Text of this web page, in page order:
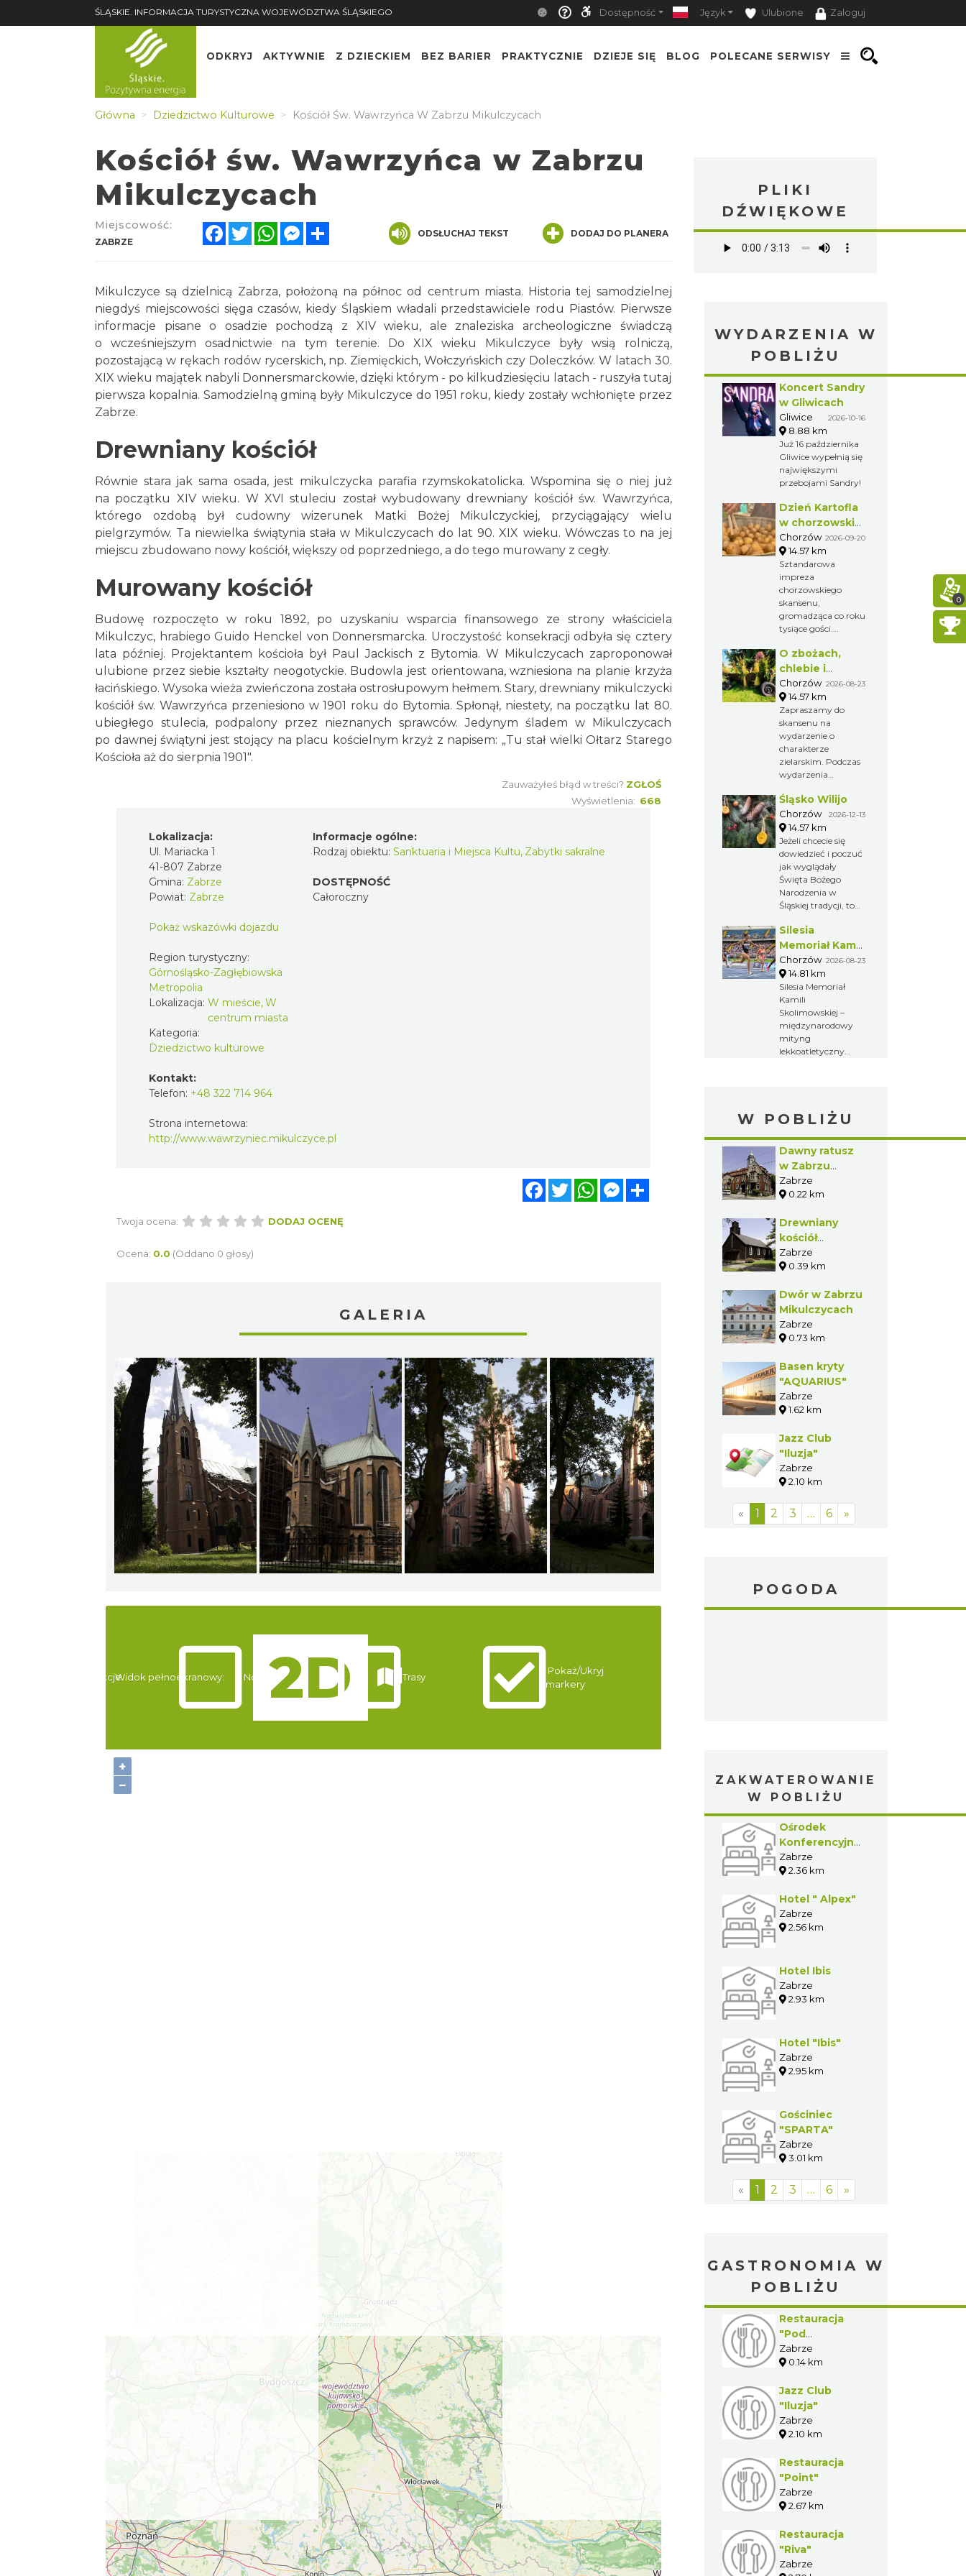
ŚLĄSKIE. INFORMACJA TURYSTYCZNA WOJEWÓDZTWA ŚLĄSKIEGO Dostępność Język Ulubione Zaloguj
ODKRYJ AKTYWNIE Z DZIECKIEM BEZ BARIER PRAKTYCZNIE DZIEJE SIĘ BLOG POLECANE SERWISY
Główna Dziedzictwo Kulturowe Kościół Św. Wawrzyńca W Zabrzu Mikulczycach
Kościół św. Wawrzyńca w Zabrzu
Mikulczycach
Miejscowość:
ZABRZE
FacebookTwitterWhatsAppMessenger ODSŁUCHAJ TEKST DODAJ DO PLANERA
Mikulczyce są dzielnicą Zabrza, położoną na północ od centrum miasta. Historia tej samodzielnej
niegdyś miejscowości sięga czasów, kiedy Śląskiem władali przedstawiciele rodu Piastów. Pierwsze
informacje pisane o osadzie pochodzą z XIV wieku, ale znaleziska archeologiczne świadczą
o wcześniejszym osadnictwie na tym terenie. Do XIX wieku Mikulczyce były wsią rolniczą,
pozostającą w rękach rodów rycerskich, np. Ziemięckich, Wołczyńskich czy Doleczków. W latach 30.
XIX wieku majątek nabyli Donnersmarckowie, dzięki którym - po kilkudziesięciu latach - ruszyła tutaj
pierwsza kopalnia. Samodzielną gminą były Mikulczyce do 1951 roku, kiedy zostały wchłonięte przez
Zabrze.
Drewniany kościół
Równie stara jak sama osada, jest mikulczycka parafia rzymskokatolicka. Wspomina się o niej już
na początku XIV wieku. W XVI stuleciu został wybudowany drewniany kościół św. Wawrzyńca,
którego ozdobą był cudowny wizerunek Matki Bożej Mikulczyckiej, przyciągający wielu
pielgrzymów. Ta niewielka świątynia stała w Mikulczycach do lat 90. XIX wieku. Wówczas to na jej
miejscu zbudowano nowy kościół, większy od poprzedniego, a do tego murowany z cegły.
Murowany kościół
Budowę rozpoczęto w roku 1892, po uzyskaniu wsparcia finansowego ze strony właściciela
Mikulczyc, hrabiego Guido Henckel von Donnersmarcka. Uroczystość konsekracji odbyła się cztery
lata później. Projektantem kościoła był Paul Jackisch z Bytomia. W Mikulczycach zaproponował
ulubione przez siebie kształty neogotyckie. Budowla jest orientowana, wzniesiona na planie krzyża
łacińskiego. Wysoka wieża zwieńczona została ostrosłupowym hełmem. Stary, drewniany mikulczycki
kościół św. Wawrzyńca przeniesiono w 1901 roku do Bytomia. Spłonął, niestety, na początku lat 80.
ubiegłego stulecia, podpalony przez nieznanych sprawców. Jedynym śladem w Mikulczycach
po dawnej świątyni jest stojący na placu kościelnym krzyż z napisem: „Tu stał wielki Ołtarz Starego
Kościoła aż do sierpnia 1901".
Zauważyłeś błąd w treści? ZGŁOŚ
Wyświetlenia: 668
Lokalizacja:
Ul. Mariacka 1
41-807 Zabrze
Gmina: Zabrze
Powiat: Zabrze
Pokaż wskazówki dojazdu
Region turystyczny:
Górnośląsko-Zagłębiowska
Metropolia
Lokalizacja: W mieście, W
centrum miasta
Kategoria:
Dziedzictwo kulturowe
Kontakt:
Telefon: +48 322 714 964
Strona internetowa:
http://www.wawrzyniec.mikulczyce.pl
Informacje ogólne:
Rodzaj obiektu: Sanktuaria i Miejsca Kultu, Zabytki sakralne
DOSTĘPNOŚĆ
Całoroczny
FacebookTwitterWhatsAppMessenger
Twoja ocena: DODAJ OCENĘ
Ocena: 0.0 (Oddano 0 głosy)
GALERIA
+
−
Widok pełnoekranowy:
Atrakcje Noclegi Trasy
Pokaż/Ukryj
markery
PLIKI
DŹWIĘKOWE
WYDARZENIA W
POBLIŻU
Koncert Sandry
w Gliwicach
Gliwice 2026-10-16
8.88 km
Już 16 października
Gliwice wypełnią się
największymi
przebojami Sandry!
Dzień Kartofla
w chorzowskim
skansenie
Chorzów 2026-09-20
14.57 km
Sztandarowa
impreza
chorzowskiego
skansenu,
gromadząca co roku
tysiące gości.
dawnych obrzędów
i zwyczajów na
Górnym Śląsku.
O zbożach,
chlebie i
ziołach
Chorzów 2026-08-23
14.57 km
Zapraszamy do
skansenu na
wydarzenie o
charakterze
zielarskim. Podczas
wydarzenia
pokazy prac
żniwnych i działania
młynów.
Śląsko Wilijo
Chorzów 2026-12-13
14.57 km
Jeżeli chcecie się
dowiedzieć i poczuć
jak wyglądały
Święta Bożego
Narodzenia w
Śląskiej tradycji, to
chorzowskiego
skansenu na Śląsko
Wilijo.
Silesia
Memoriał Kamili
Skolimowskiej
Chorzów 2026-08-23
14.81 km
Silesia Memoriał
Kamili
Skolimowskiej –
międzynarodowy
mityng
lekkoatletyczny
Zawody poświęcone
w lutym 2009 roku
Kamili
Skolimowskiej –
mistrzyni
olimpijskiej w rzucie
roku.
W POBLIŻU
Dawny ratusz
w Zabrzu
Mikulczycach
Zabrze
0.22 km
Drewniany
kościół
ewangelicki w
Zabrzu
Zabrze
0.39 km
Dwór w Zabrzu
Mikulczycach
Zabrze
0.73 km
Basen kryty
"AQUARIUS"
Zabrze
1.62 km
Jazz Club
"Iluzja"
Zabrze
2.10 km
« 1 2 3 … 6 »
POGODA
ZAKWATEROWANIE
W POBLIŻU
Ośrodek
Konferencyjno-
Szkoleniowy
Politechniki
"Innowacja"
Zabrze
2.36 km
Hotel " Alpex"
Zabrze
2.56 km
Hotel Ibis
Zabrze
2.93 km
Hotel "Ibis"
Zabrze
2.95 km
Gościniec
"SPARTA"
Zabrze
3.01 km
« 1 2 3 … 6 »
GASTRONOMIA W
POBLIŻU
Restauracja
"Pod
Wawrzynem"
Zabrze
0.14 km
Jazz Club
"Iluzja"
Zabrze
2.10 km
Restauracja
"Point"
Zabrze
2.67 km
Restauracja
"Riva"
Zabrze
0